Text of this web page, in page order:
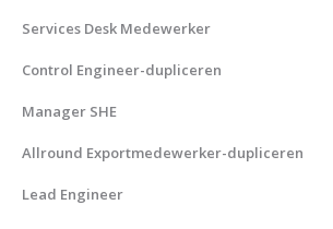
Services Desk Medewerker
Control Engineer-dupliceren
Manager SHE
Allround Exportmedewerker-dupliceren
Lead Engineer